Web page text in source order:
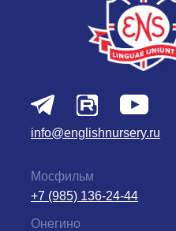
info@englishnursery.ru
Онегино
+7 (985) 136-24-44
Мосфильм